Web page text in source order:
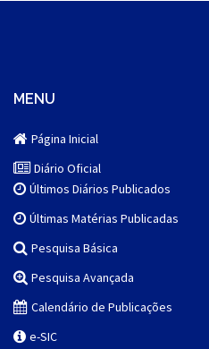
MENU
Página Inicial
Diário Oficial
Últimos Diários Publicados
Últimas Matérias Publicadas
Pesquisa Básica
Pesquisa Avançada
Calendário de Publicações
e-SIC